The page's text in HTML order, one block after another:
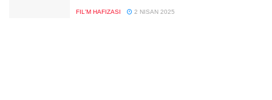
FIL'M HAFIZASI 2 NISAN 2025